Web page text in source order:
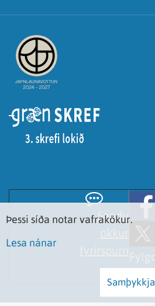
Sendu
Þessi síða notar vafrakökur.
Lesa nánar
Samþykkja